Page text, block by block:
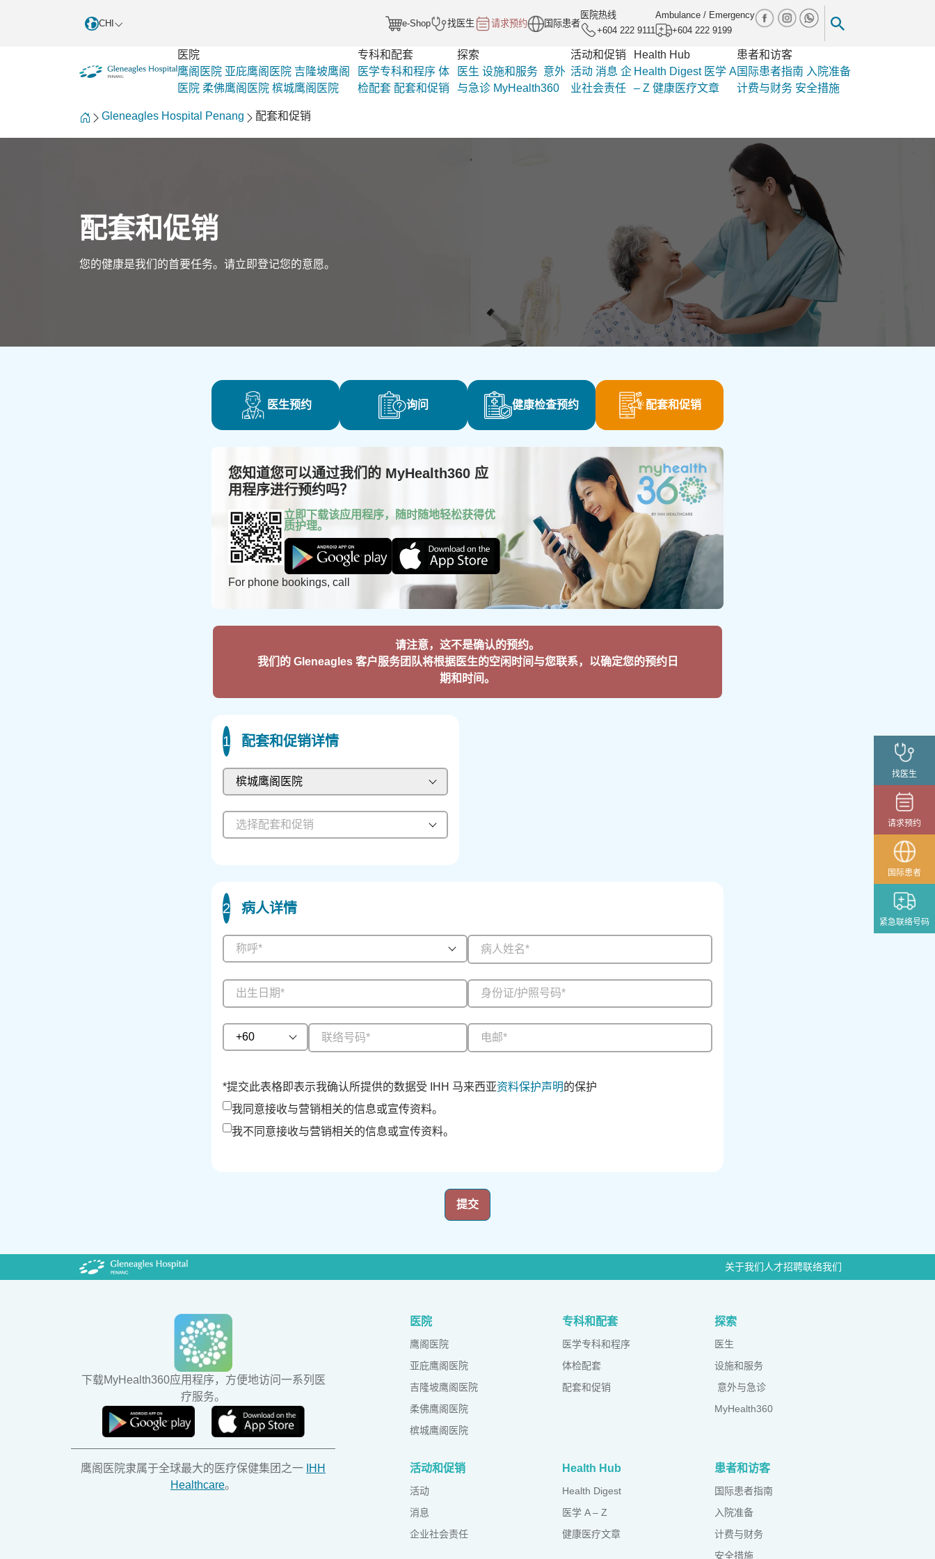
CHI e-Shop 找医生 请求预约 国际患者
医院热线
+604 222 9111
Ambulance / Emergency
+604 222 9199
找医生
请求预约
国际患者
紧急联络号码
医院
鹰阁医院 亚庇鹰阁医院 吉隆坡鹰阁
医院 柔佛鹰阁医院 槟城鹰阁医院
专科和配套
医学专科和程序 体
检配套 配套和促销
探索
医生 设施和服务 意外
与急诊 MyHealth360
活动和促销
活动 消息 企
业社会责任
Health Hub
Health Digest 医学 A
– Z 健康医疗文章
患者和访客
国际患者指南 入院准备
计费与财务 安全措施
Gleneagles Hospital Penang 配套和促销
配套和促销
您的健康是我们的首要任务。请立即登记您的意愿。
医生预约 询问 健康检查预约 配套和促销
您知道您可以通过我们的 MyHealth360 应
用程序进行预约吗？
立即下载该应用程序，随时随地轻松获得优
质护理。
For phone bookings, call
请注意，这不是确认的预约。
我们的 Gleneagles 客户服务团队将根据医生的空闲时间与您联系，以确定您的预约日
期和时间。
1 配套和促销详情
槟城鹰阁医院
选择配套和促销
2 病人详情
称呼*
+60
*提交此表格即表示我确认所提供的数据受 IHH 马来西亚资料保护声明的保护
我同意接收与营销相关的信息或宣传资料。
我不同意接收与营销相关的信息或宣传资料。
提交
关于我们人才招聘联络我们
下载MyHealth360应用程序，方便地访问一系列医
疗服务。
鹰阁医院隶属于全球最大的医疗保健集团之一 IHH
Healthcare。
医院
鹰阁医院
亚庇鹰阁医院
吉隆坡鹰阁医院
柔佛鹰阁医院
槟城鹰阁医院
专科和配套
医学专科和程序
体检配套
配套和促销
探索
医生
设施和服务
意外与急诊
MyHealth360
活动和促销
活动
消息
企业社会责任
Health Hub
Health Digest
医学 A – Z
健康医疗文章
患者和访客
国际患者指南
入院准备
计费与财务
安全措施